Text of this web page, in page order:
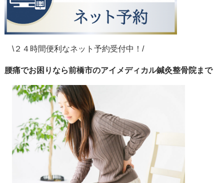
\２４時間便利なネット予約受付中！/
腰痛でお困りなら前橋市のアイメディカル鍼灸整骨院まで